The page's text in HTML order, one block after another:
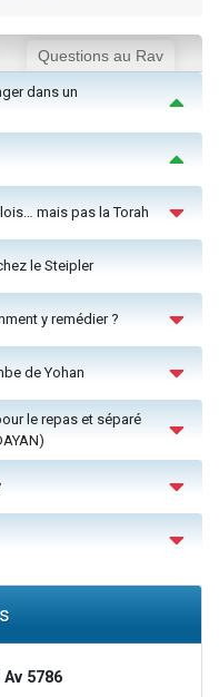
Questions au Rav
dans un
mais pas la Torah
le Steipler
y remédier ?
de Yohan
le repas et séparé
5786